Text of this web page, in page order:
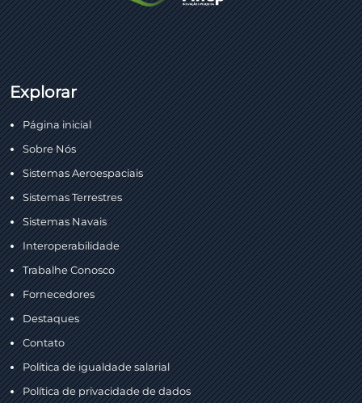
Explorar
Página inicial
Sobre Nós
Sistemas Aeroespaciais
Sistemas Terrestres
Sistemas Navais
Interoperabilidade
Trabalhe Conosco
Fornecedores
Destaques
Contato
Política de igualdade salarial
Política de privacidade de dados